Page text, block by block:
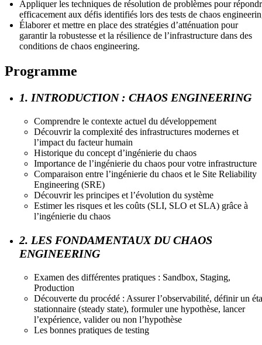
Appliquer les techniques de résolution de problèmes pour
efficacement aux défis identifiés lors des tests de chaos
Élaborer et mettre en place des stratégies d’atténuation pour
garantir la robustesse et la résilience de l’infrastructure dans des
conditions de chaos engineering.
Programme
1. INTRODUCTION : CHAOS ENGINEERING
Comprendre le contexte actuel du développement
Découvrir la complexité des infrastructures modernes et
l’impact du facteur humain
Historique du concept d’ingénierie du chaos
Importance de l’ingénierie du chaos pour votre infrastructure
Comparaison entre l’ingénierie du chaos et le Site Reliability
Engineering (SRE)
Découvrir les principes et l’évolution du système
Estimer les risques et les coûts (SLI, SLO et SLA) grâce à
l’ingénierie du chaos
2. LES FONDAMENTAUX DU CHAOS
ENGINEERING
Examen des différentes pratiques : Sandbox, Staging,
Production
Découverte du procédé : Assurer l’observabilité, définir un
stationnaire (steady state), formuler une hypothèse, lancer
l’expérience, valider ou non l’hypothèse
Les bonnes pratiques de testing